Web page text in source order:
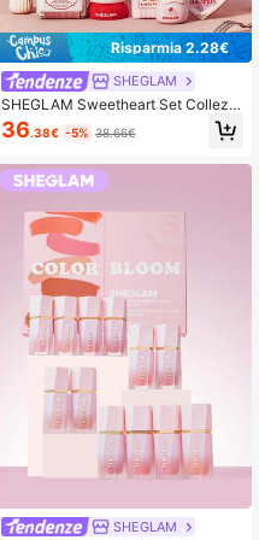
Risparmia 2.28€
SHEGLAM
SHEGLAM Sweetheart Set Collezio
ne Completa Marca Di Bellezza Co
smetici Trucco Per Donne E Ragazz
36.38€ -5% 38.66€
SHEGLAM